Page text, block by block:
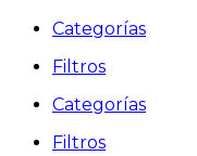
Categorías
Filtros
Categorías
Filtros